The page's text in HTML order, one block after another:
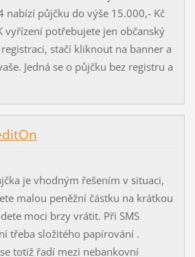
nabízí půjčku do výše 15.000,- Kč
vyřízení potřebujete jen občanský
stačí kliknout na banner a
Jedná se o půjčku bez registru a
je vhodným řešením v situaci,
malou peněžní částku na krátkou
moci brzy vrátit. Při SMS
třeba složitého papírování .
totiž řadí mezi nebankovní